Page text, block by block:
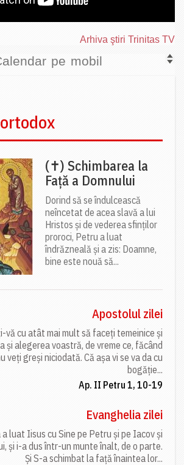
Arhiva ştiri Trinitas TV
pe mobil
(✝) Schimbarea la
Față a Domnului
Dorind să se îndulcească
neîncetat de acea slavă a lui
Hristos și de vederea sfinților
proroci, Petru a luat
îndrăzneală și a zis: Doamne,
bine este nouă să...
Apostolul zilei
vă cu atât mai mult să faceți temeinice și
și alegerea voastră, de vreme ce, făcând
veți greși niciodată. Că așa vi se va da cu
bogăție...
Ap. II Petru 1, 10-19
Evanghelia zilei
luat Iisus cu Sine pe Petru și pe Iacov și
și i-a dus într-un munte înalt, de o parte.
Și S-a schimbat la față înaintea lor...